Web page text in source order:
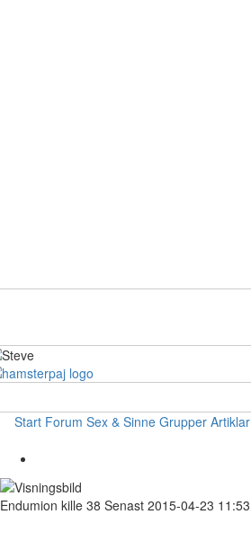
Start Forum Sex & Sinne Grupper Artiklar
Endumion kille 38 Senast 2015-04-23 11:53